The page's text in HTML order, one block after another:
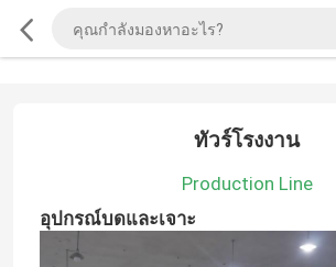
ทัวร์โรงงาน
Production Line
อุปกรณ์บดและเจาะ